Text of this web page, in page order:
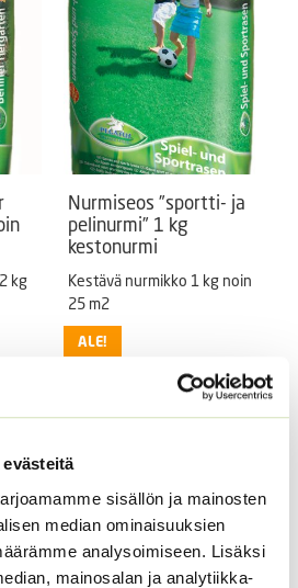
sisällön ja mainosten
median ominaisuuksien
analysoimiseen. Lisäksi
mainosalan ja analytiikka-
kg
Nurmiseos ”sportti- ja
pelinurmi” 1 kg
kestonurmi
Kestävä nurmikko 1 kg noin
25 m2
ALE!
Alkuperäinen
oli:
10,99€Nykyinen
hinta
on:
Sisältää